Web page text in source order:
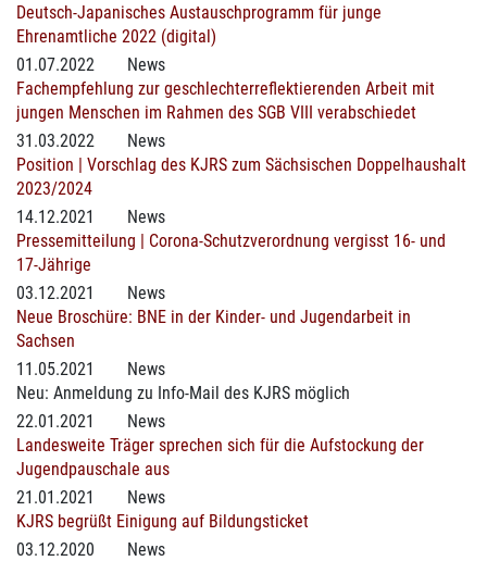
Deutsch-Japanisches Austauschprogramm für junge
Ehrenamtliche 2022 (digital)
01.07.2022
News
Fachempfehlung zur geschlechterreflektierenden Arbeit mit
jungen Menschen im Rahmen des SGB VIII verabschiedet
31.03.2022
News
Position | Vorschlag des KJRS zum Sächsischen Doppelhaushalt
2023/2024
14.12.2021
News
Pressemitteilung | Corona-Schutzverordnung vergisst 16- und
17-Jährige
03.12.2021
News
Neue Broschüre: BNE in der Kinder- und Jugendarbeit in
Sachsen
11.05.2021
News
Neu: Anmeldung zu Info-Mail des KJRS möglich
22.01.2021
News
Landesweite Träger sprechen sich für die Aufstockung der
Jugendpauschale aus
21.01.2021
News
KJRS begrüßt Einigung auf Bildungsticket
03.12.2020
News